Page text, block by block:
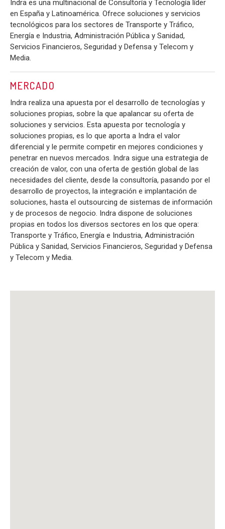
Indra es una multinacional de Consultoría y Tecnología líder
en España y Latinoamérica. Ofrece soluciones y servicios
tecnológicos para los sectores de Transporte y Tráfico,
Energía e Industria, Administración Pública y Sanidad,
Servicios Financieros, Seguridad y Defensa y Telecom y
Media.
MERCADO
Indra realiza una apuesta por el desarrollo de tecnologías y
soluciones propias, sobre la que apalancar su oferta de
soluciones y servicios. Esta apuesta por tecnología y
soluciones propias, es lo que aporta a Indra el valor
diferencial y le permite competir en mejores condiciones y
penetrar en nuevos mercados. Indra sigue una estrategia de
creación de valor, con una oferta de gestión global de las
necesidades del cliente, desde la consultoría, pasando por el
desarrollo de proyectos, la integración e implantación de
soluciones, hasta el outsourcing de sistemas de información
y de procesos de negocio. Indra dispone de soluciones
propias en todos los diversos sectores en los que opera:
Transporte y Tráfico, Energía e Industria, Administración
Pública y Sanidad, Servicios Financieros, Seguridad y Defensa
y Telecom y Media.